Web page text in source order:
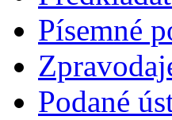
Písemné
Podané